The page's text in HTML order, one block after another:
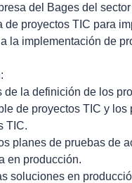
del Bages del
proyectos TIC para
la implementación de
la definición de los
de proyectos TIC y los
TIC.
planes de pruebas de
en producción.
soluciones en